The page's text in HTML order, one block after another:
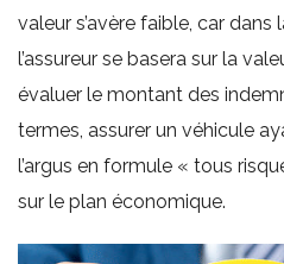
valeur s’avère faible, car
l’assureur se basera sur la
évaluer le montant des
termes, assurer un véhicule
l’argus en formule « tous
sur le plan économique.